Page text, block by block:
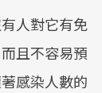
人對它有免
且不容易預
感染人數的